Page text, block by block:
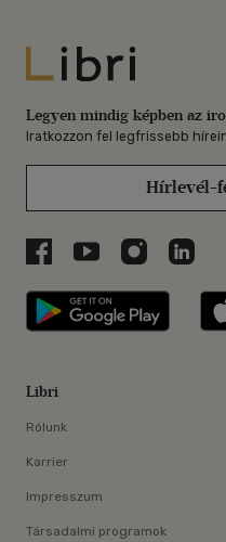
Libri
Legyen mindig képben az
Iratkozzon fel legfrissebb
Hírlevél-
Libri a Facebookon
Libri a Youtube-
Libri az
Libri
Libri
Rólunk
Karrier
Impresszum
Társadalmi programok